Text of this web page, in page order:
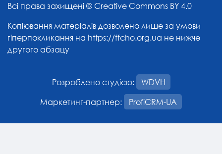
Всі права захищені © Creative Commons BY 4.0
Копіювання матеріалів дозволено лише за умови
гіперпокликання на https://ffcho.org.ua не нижче
другого абзацу
Розроблено студією:
WDVH
Маркетинг-партнер:
ProfiCRM-UA